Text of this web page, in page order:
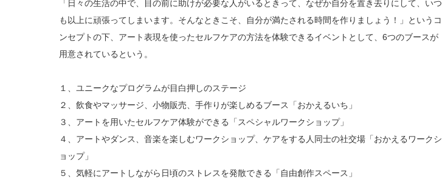
「日々の生活の中で、目の前に助けが必要な人がいるときって、なぜか自分を置き去りにして、いつ
も以上に頑張ってしまいます。そんなときこそ、自分が満たされる時間を作りましょう！」というコ
ンセプトの下、アート表現を使ったセルフケアの方法を体験できるイベントとして、6つのブースが
用意されているという。
１、ユニークなプログラムが目白押しのステージ
２、飲食やマッサージ、小物販売、手作りが楽しめるブース「おかえるいち」
３、アートを用いたセルフケア体験ができる「スペシャルワークショップ」
４、アートやダンス、音楽を楽しむワークショップ、ケアをする人同士の社交場「おかえるワークシ
ョップ」
５、気軽にアートしながら日頃のストレスを発散できる「自由創作スペース」